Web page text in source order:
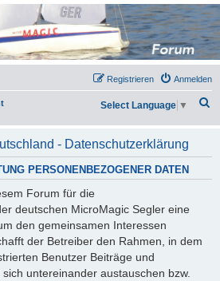
Anmelden
Registrieren
h
e
Select Language ▼
- Datenschutzerklärung
PERSONENBEZOGENER DATEN
Forum für die
deutschen MicroMagic Segler eine
den gemeinsamen Interessen
der Betreiber den Rahmen, in dem
Benutzer Beiträge und
untereinander austauschen bzw.